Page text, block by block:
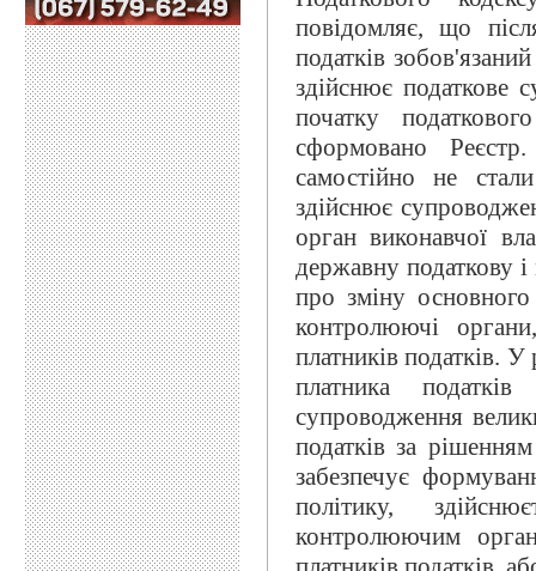
повідомляє, що
податків
здійснює податкове
початку
сформовано
самостійно не
здійснює
орган виконавчої
державну податкову
про зміну
контролюючі
платників податків. У
платника
супроводження
податків за
забезпечує
політику,
контролюючим